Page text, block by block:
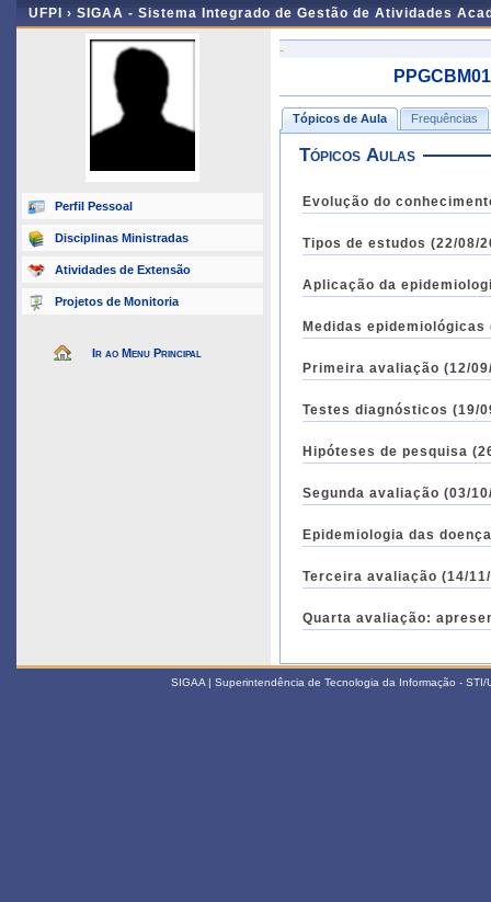
UFPI › SIGAA - Sistema Integrado de Gestão de Atividades
Perfil Pessoal
Disciplinas Ministradas
Atividades de Extensão
Projetos de Monitoria
Ir ao Menu Principal
-
Tópicos de Aula Frequências
Tópicos Aulas
Evolução do
Tipos de estudos (22/08/
Aplicação da
Medidas epidemiológicas
Primeira avaliação (12/
Testes diagnósticos (19/
Hipóteses de pesquisa
Segunda avaliação (03/
Epidemiologia das
Terceira avaliação (14/
Quarta avaliação:
SIGAA | Superintendência de Tecnologia da Informação -